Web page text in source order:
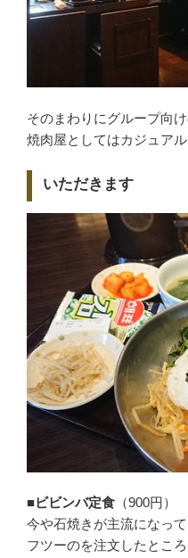
そのまわりにグループ向
焼肉屋としてはカジュアル
いただきます
■ビビンバ定食 （900円）
今や石焼きが主流になっ
フツーのを注文したとこ